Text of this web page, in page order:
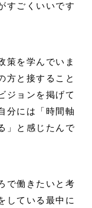
すごくいいです
策を学んでいま
方と接すること
ジョンを掲げて
分には「時間軸
」と感じたんで
で働きたいと考
している最中に